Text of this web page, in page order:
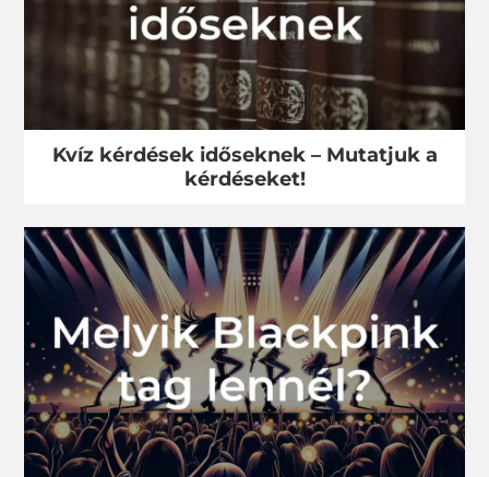
Kvíz kérdések időseknek – Mutatjuk a
kérdéseket!